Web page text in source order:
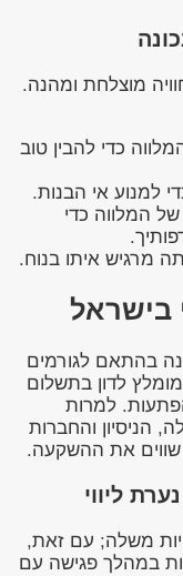
מוצלחת ומהנה.
כדי להבין טוב
למנוע אי הבנות.
המלווה כדי
מרגיש איתו בנוח.
בישראל
בהתאם לגורמים
מומלץ לדון בתשלום
למרות
הניסיון והחברות
את ההשקעה.
ליווי
משלה; עם זאת,
במהלך פגישה עם